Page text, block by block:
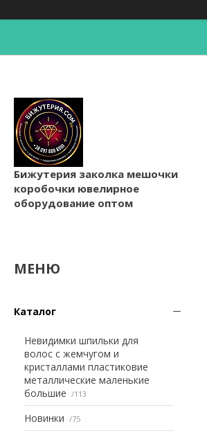
Бижутерия заколка мешочки
коробочки ювелирное
оборудование оптом
Каталог
Невидимки шпильки для
волос с жемчугом и
кристаллами пластиковие
металлические маленькие
большие
113
Новинки 75